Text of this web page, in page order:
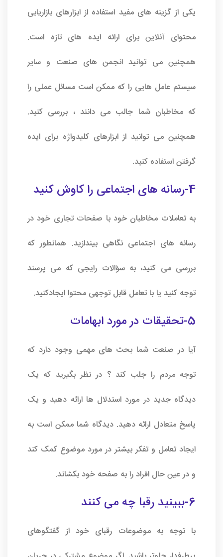
یکی از گزینه های مفید استفاده از ابزارهای بازاریابی
محتوای آنلاین برای ارائه ایده های تازه است.
همچنین می توانید انجمن های صنعت و سایر
سیستم عامل هایی را که ممکن است مسائل عملی را
که مخاطبان شما جالب می دانند ، بررسی کنید.
همچنین می توانید از ابزارهای کلیدواژه برای ایده
گرفتن استفاده کنید.
4-رسانه های اجتماعی را کاوش کنید
به تعاملات مخاطبان خود با صفحات تجاری خود در
رسانه های اجتماعی نگاهی بیندازید. همانطور که
بررسی می کنید، به سؤالات رایجی که می پرسند
توجه کنید یا با تعامل قابل توجهی محتوا ایجادکنید.
5-تحقیقات در مورد ابهامات
آیا در صنعت شما بحث های مهمی وجود دارد که
توجه مردم را جلب کند ؟ در نظر بگیرید که یک
دیدگاه جدید در مورد استدلال ها ارائه دهید و یک
پاسخ متعادل ارائه دهید. دیدگاه شما ممکن است به
ایجاد تعامل و تفکر بیشتر در مورد موضوع کمک کند
و در عین حال افراد را به صفحه خود بکشاند.
6-ببینید رقبا چه می کنند
با توجه به موضوعات رقبای خود از گفتگوهای